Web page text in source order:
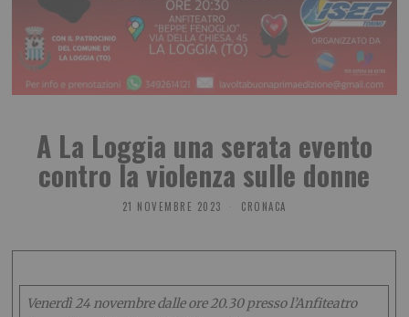
A La Loggia una serata evento
contro la violenza sulle donne
21 NOVEMBRE 2023 CRONACA
Venerdì 24 novembre dalle ore 20.30 presso l’Anfiteatro